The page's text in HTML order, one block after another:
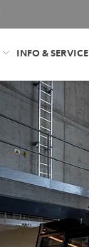
INFO & SERVICE